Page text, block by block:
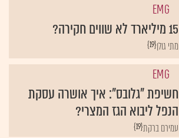
EMG
15 מיליארד לא שווים חקירה?
{19}מתי גולן
EMG
חשיפת "גלובס": איך אושרה עסקת
הנפל ליבוא הגז המצרי?
{19}עמירם ברקת